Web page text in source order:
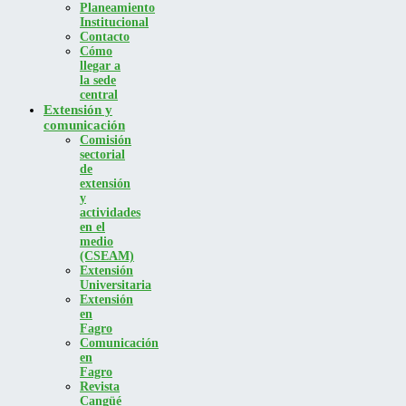
Planeamiento
Institucional
Contacto
Cómo
llegar a
la sede
central
Extensión y
comunicación
Comisión
sectorial
de
extensión
y
actividades
en el
medio
(CSEAM)
Extensión
Universitaria
Extensión
en
Fagro
Comunicación
en
Fagro
Revista
Cangüé